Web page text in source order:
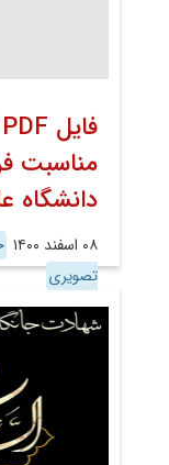
مناسبت
دانشگاه
۰۸ اسفند ۱۴۰۰
تصویری